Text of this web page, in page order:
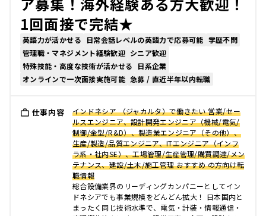
1回面接で完結★
英語力が活かせる 日常会話レベルの英語力で応募可能 学歴不問
管理職・マネジメント経験歓迎 シニア歓迎
特殊技能・高度な技術が活かせる
日系企業
オンラインで一次面接実施可能 急募 / 直近半年以内転職
仕事内容
インドネシア （ジャカルタ）で働きたい 営業/セー
ルスエンジニア、設計開発エンジニア（機械/電気/
制御/金型/R&D）、製造業エンジニア（その他）、
生産/製造/品質エンジニア、ITエンジニア（インフ
ラ系・社内SE）、工場管理/生産管理/購買調達/メン
テナンス、建設/土木/施工管理 おすすめ の方向け転
職情報
総合設備業界のリーディングカンパニーとしてイン
ドネシアでも事業規模をどんどん拡大！ 日本国内と
まったく同じ技術水準で、電気・計装・情報通信・